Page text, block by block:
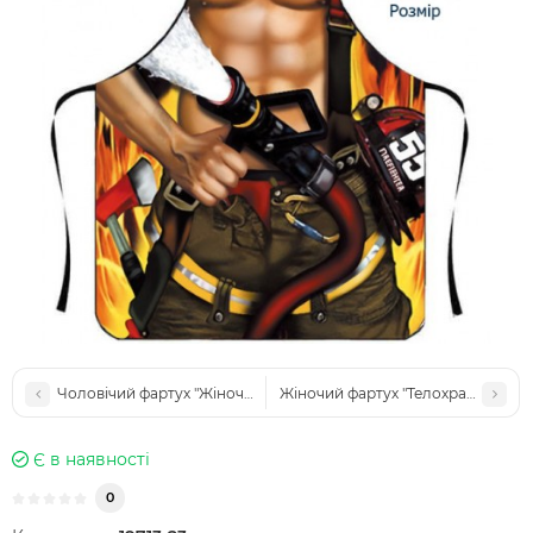
Чоловічий фартух "Жіночий лікар"Жіночий фартух "Телохранитель"
Є в наявності
0